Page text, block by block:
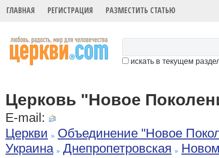
ГЛАВНАЯ РЕГИСТРАЦИЯ РАЗМЕСТИТЬ СТАТЬЮ
искать в текущем
Церковь "Новое
E-mail:
Церкви
Объединение "Новое
Украина
Днепропетровская